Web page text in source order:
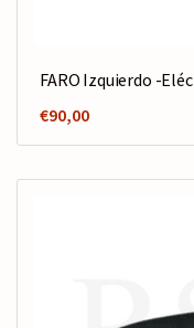
FARO Izquierdo -
€90,00